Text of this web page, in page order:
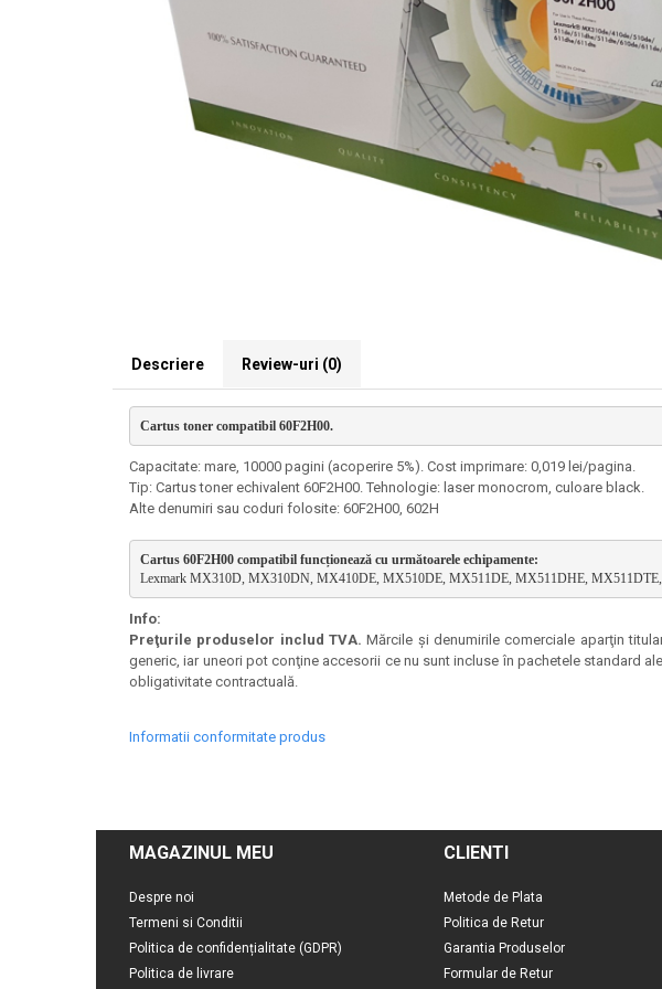
Descriere Review-uri (0)
Cartus toner compatibil 60F2H00.
Capacitate: mare, 10000 pagini (acoperire 5%). Cost imprimare: 0,019 lei/pagina.
Tip: Cartus toner echivalent 60F2H00. Tehnologie: laser monocrom, culoare black.
Alte denumiri sau coduri folosite: 60F2H00, 602H
Cartus 60F2H00 compatibil funcționează cu următoarele echipamente:
Lexmark MX310D, MX310DN, MX410DE, MX510DE, MX511DE, MX511DHE,
Info:
Preţurile produselor includ TVA. Mărcile şi denumirile comerciale aparţin
generic, iar uneori pot conţine accesorii ce nu sunt incluse în pachetele standard
obligativitate contractuală.
Informatii conformitate produs
MAGAZINUL MEU
Despre noi
Termeni si Conditii
Politica de confidențialitate (GDPR)
Politica de livrare
CLIENTI
Metode de Plata
Politica de Retur
Garantia Produselor
Formular de Retur